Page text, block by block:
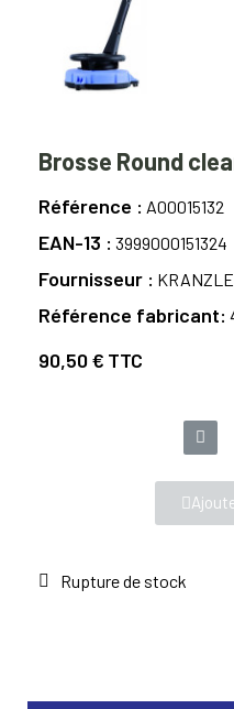
Brosse Round
Référence A00015132
EAN-13 3999000151324
Fournisseur KRANZLE
Référence fabricant
90,50 € TTC
Rupture de stock